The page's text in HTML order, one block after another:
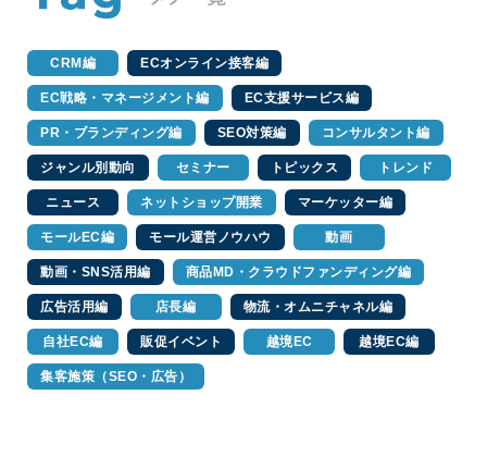
CRM編 ECオンライン接客編
EC戦略・マネージメント編 EC支援サービス編
PR・ブランディング編 SEO対策編 コンサルタント編
ジャンル別動向 セミナー トピックス トレンド
ニュース ネットショップ開業 マーケッター編
モールEC編 モール運営ノウハウ 動画
動画・SNS活用編 商品MD・クラウドファンディング編
広告活用編 店長編 物流・オムニチャネル編
自社EC編 販促イベント 越境EC 越境EC編
集客施策（SEO・広告）